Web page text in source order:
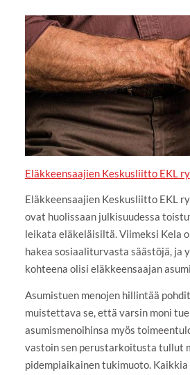
Eläkkeensaajien Keskusliitto EKL ry
Eläkkeensaajien Keskusliitto EKL
ovat huolissaan julkisuudessa
leikata eläkeläisiltä. Viimeksi Kela
hakea sosiaaliturvasta säästöjä, ja
kohteena olisi eläkkeensaajan
Asumistuen menojen hillintää
muistettava se, että varsin moni
asumismenoihinsa myös
vastoin sen perustarkoitusta tullut
pidempiaikainen tukimuoto.